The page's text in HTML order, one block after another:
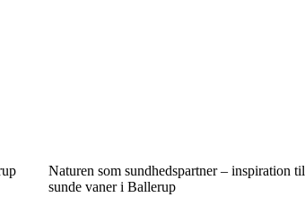
Naturen som sundhedspartner – inspiration til
sunde vaner i Ballerup